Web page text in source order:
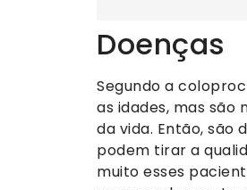
Doenças
Segundo a
as idades, mas são
da vida. Então, são
podem tirar a
muito esses